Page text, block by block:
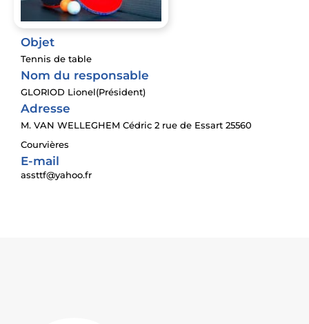
Objet
Tennis de table
Nom du responsable
GLORIOD Lionel(Président)
Adresse
M. VAN WELLEGHEM Cédric 2 rue de Essart 25560
Courvières
E-mail
assttf@yahoo.fr